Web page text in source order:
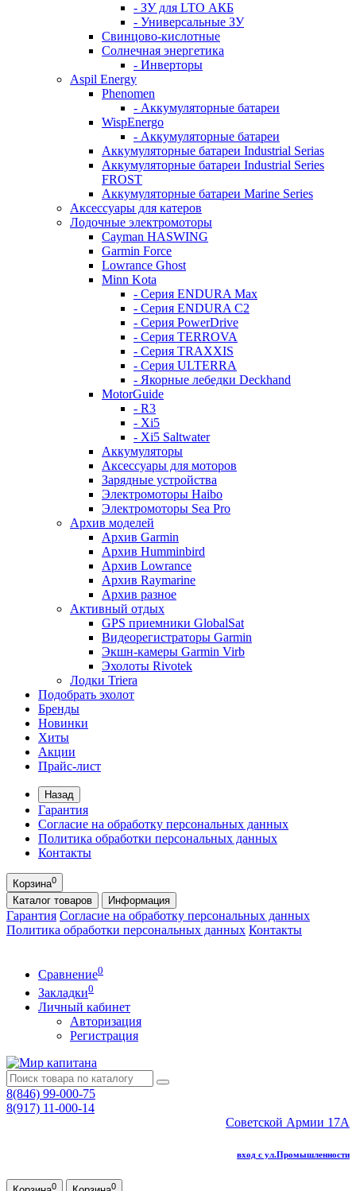
- ЗУ для LTO АКБ
- Универсальные ЗУ
Свинцово-кислотные
Солнечная энергетика
- Инверторы
Aspil Energy
Phenomen
- Аккумуляторные батареи
WispEnergo
- Аккумуляторные батареи
Аккумуляторные батареи Industrial Serias
Аккумуляторные батареи Industrial Series
FROST
Аккумуляторные батареи Marine Series
Аксессуары для катеров
Лодочные электромоторы
Cayman HASWING
Garmin Force
Lowrance Ghost
Minn Kota
- Серия ENDURA Max
- Серия ENDURA C2
- Серия PowerDrive
- Серия TERROVA
- Серия TRAXXIS
- Серия ULTERRA
- Якорные лебедки Deckhand
MotorGuide
- R3
- Xi5
- Xi5 Saltwater
Аккумуляторы
Аксессуары для моторов
Зарядные устройства
Электромоторы Haibo
Электромоторы Sea Pro
Архив моделей
Архив Garmin
Архив Humminbird
Архив Lowrance
Архив Raymarine
Архив разное
Активный отдых
GPS приемники GlobalSat
Видеорегистраторы Garmin
Экшн-камеры Garmin Virb
Эхолоты Rivotek
Лодки Triera
Подобрать эхолот
Бренды
Новинки
Хиты
Акции
Прайс-лист
Назад
Гарантия
Согласие на обработку персональных данных
Политика обработки персональных данных
Контакты
Корзина0
Каталог товаров Информация
Гарантия Согласие на обработку персональных данных
Политика обработки персональных данных Контакты
Сравнение0
Закладки0
Личный кабинет
Авторизация
Регистрация
8(846) 99-000-75
8(917) 11-000-14
Советской Армии 17А
вход с ул.Промышленности
0 0